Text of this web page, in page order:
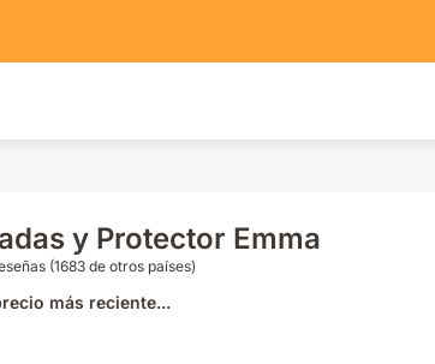
y Protector Emma
4.4 de 5 estrellas 2204 reseñas (1683 de otros países)
(1683 de otros países)
más reciente...